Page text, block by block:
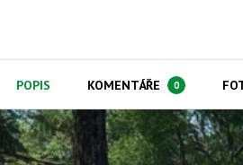
POPIS KOMENTÁŘE 0